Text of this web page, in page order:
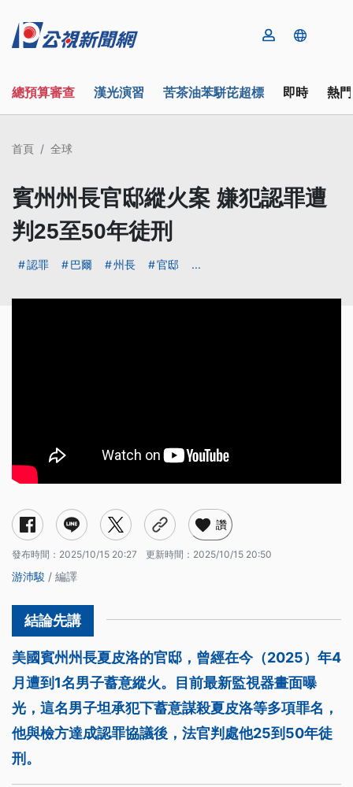
總預算審查 漢光演習 苦茶油苯駢芘超標 即時 熱
首頁 全球
賓州州長官邸縱火案 嫌犯認罪遭
判25至50年徒刑
認罪 巴爾 州長 官邸 ...
讚
發布時間： 2025/10/15 20:27 更新時間： 2025/10/15 20:50
游沛駿 / 編譯
美國賓州州長夏皮洛的官邸，曾經在今（2025）年4
月遭到1名男子蓄意縱火。目前最新監視器畫面曝
光，這名男子坦承犯下蓄意謀殺夏皮洛等多項罪名，
他與檢方達成認罪協議後，法官判處他25到50年徒
刑。